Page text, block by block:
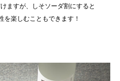
ますが、しそソーダ割にすると
を楽しむこともできます！